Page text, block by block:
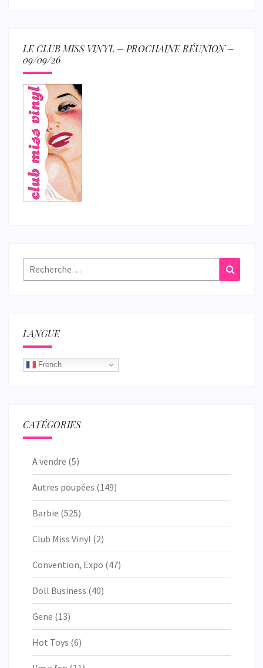
LE CLUB MISS VINYL – PROCHAINE RÉUNION –
09/09/26
Rechercher :
LANGUE
French
CATÉGORIES
A vendre (5)
Autres poupées (149)
Barbie (525)
Club Miss Vinyl (2)
Convention, Expo (47)
Doll Business (40)
Gene (13)
Hot Toys (6)